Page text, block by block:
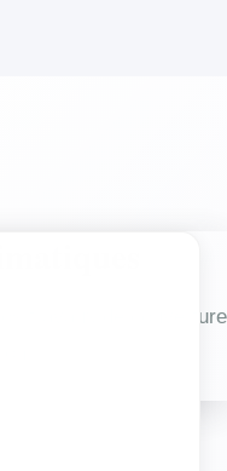
travaux de couverture